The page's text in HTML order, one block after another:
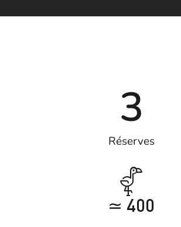
Réserves
3
≃ 400